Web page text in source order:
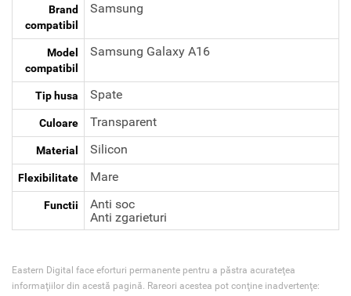
Brand
compatibil
Samsung
Model
compatibil
Samsung Galaxy A16
Tip husa Spate
Culoare Transparent
Material Silicon
Flexibilitate Mare
Functii
Anti soc
Anti zgarieturi
Eastern Digital face eforturi permanente pentru a păstra acurateţea
informaţiilor din acestă pagină. Rareori acestea pot conţine inadvertenţe: